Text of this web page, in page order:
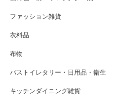
ファッション雑貨
衣料品
布物
バストイレタリー・日用品・衛生
キッチンダイニング雑貨